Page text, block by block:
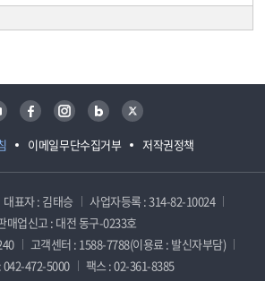
이메일무단수집거부 저작권정책
페이스북 인스타그램 블로그 트위터
대표자 : 김태승
사업자등록 : 314-82-10024
매업신고 : 대전 동구-0233호
고객센터 : 1588-7788(이용료 : 발신자부담)
042-472-5000
팩스 : 02-361-8385